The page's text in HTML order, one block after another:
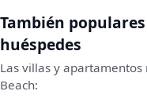
También
huéspedes
Las villas y
Beach: